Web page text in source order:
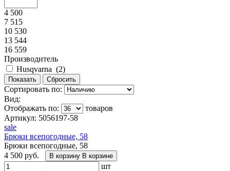
4 500
7 515
10 530
13 544
16 559
Производитель
Husqvarna (2)
Сортировать по:
Вид:
Отображать по:
товаров
Артикул: 5056197-58
sale
Брюки всепогодные, 58
Брюки всепогодные, 58
4 500 руб.
В корзину В корзине
шт